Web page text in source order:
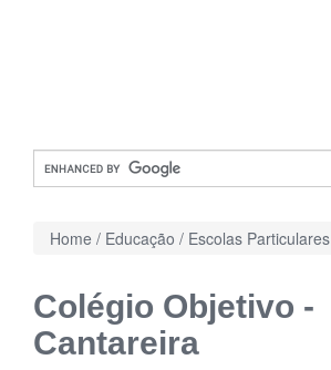
Home / Educação / Escolas Particulares
Colégio Objetivo -
Cantareira